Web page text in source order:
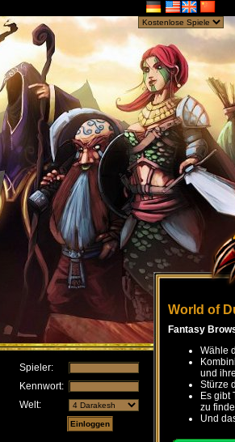
Spieler:
Kennwort:
Welt:
World of
Fantasy
Wähle
und
Stürze
Es gibt
zu
Und